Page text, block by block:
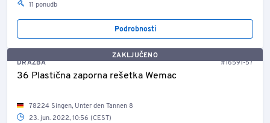
11 ponudb
Podrobnosti
ZAKLJUČENO
DRAŽBA
#16591-57
36 Plastična zaporna rešetka Wemac
78224 Singen, Unter den Tannen 8
23. jun. 2022, 10:56 (CEST)